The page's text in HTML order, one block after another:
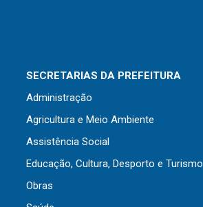
SECRETARIAS DA PREFEITURA
Administração
Agricultura e Meio Ambiente
Assistência Social
Educação, Cultura, Desporto e Turismo
Obras